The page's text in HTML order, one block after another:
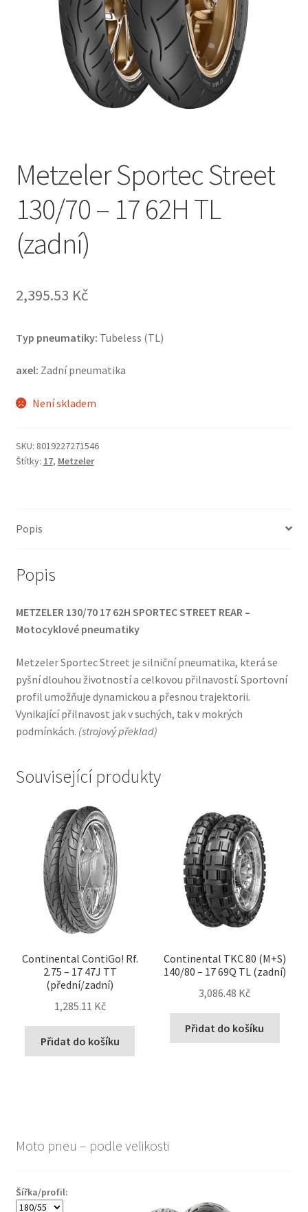
Metzeler Sportec Street
130/70 – 17 62H TL
(zadní)
2,395.53 Kč
Typ pneumatiky: Tubeless (TL)
axel: Zadní pneumatika
Není skladem
SKU: 8019227271546
Štítky: 17, Metzeler
Popis
Popis
METZELER 130/70 17 62H SPORTEC STREET REAR –
Motocyklové pneumatiky
Metzeler Sportec Street je silniční pneumatika, která se
pyšní dlouhou životností a celkovou přilnavostí. Sportovní
profil umožňuje dynamickou a přesnou trajektorii.
Vynikající přilnavost jak v suchých, tak v mokrých
podmínkách. (strojový překlad)
Související produkty
Continental ContiGo! Rf.
2.75 – 17 47J TT
(přední/zadní)
1,285.11 Kč
Přidat do košíku
Continental TKC 80 (M+S)
140/80 – 17 69Q TL (zadní)
3,086.48 Kč
Přidat do košíku
Moto pneu – podle velikosti
Šířka/profil: